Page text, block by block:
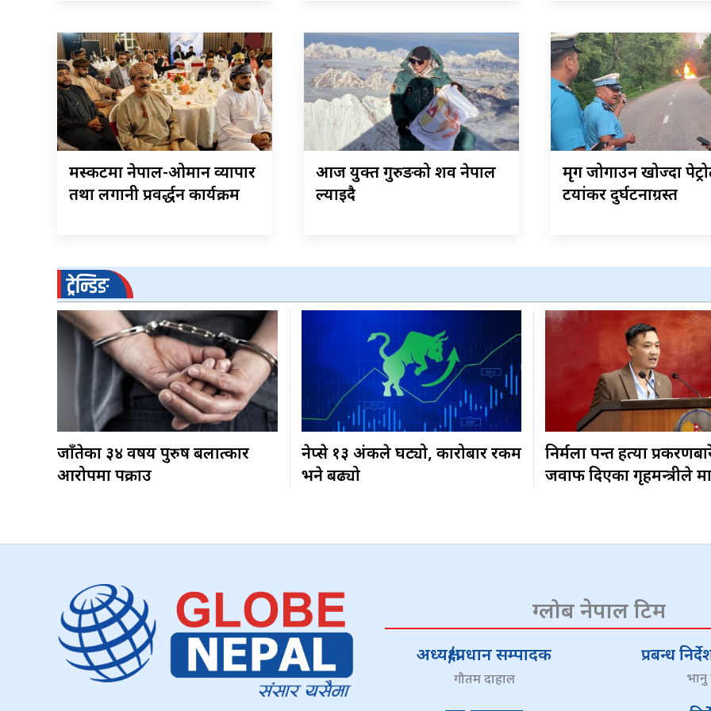
मस्कटमा नेपाल-ओमान व्यापार
तथा लगानी प्रवर्द्धन कार्यक्रम
आज युक्त गुरुङको शव नेपाल
ल्याइदै
मृग जोगाउन खोज्दा
टयांकर दुर्घटनाग्रस्त
ट्रेन्डिङ
जाँतेका ३४ वर्षीय पुरुष बलात्कार
आरोपमा पक्राउ
नेप्से १३ अंकले घट्यो, कारोबार रकम
भने बढ्यो
निर्मला पन्त हत्या
जवाफ दिएका गृहमन्त्रीले
ग्लोब नेपाल टिम
अध्यक्ष/प्रधान सम्पादक
गौतम दाहाल
प्रबन्ध
भानु